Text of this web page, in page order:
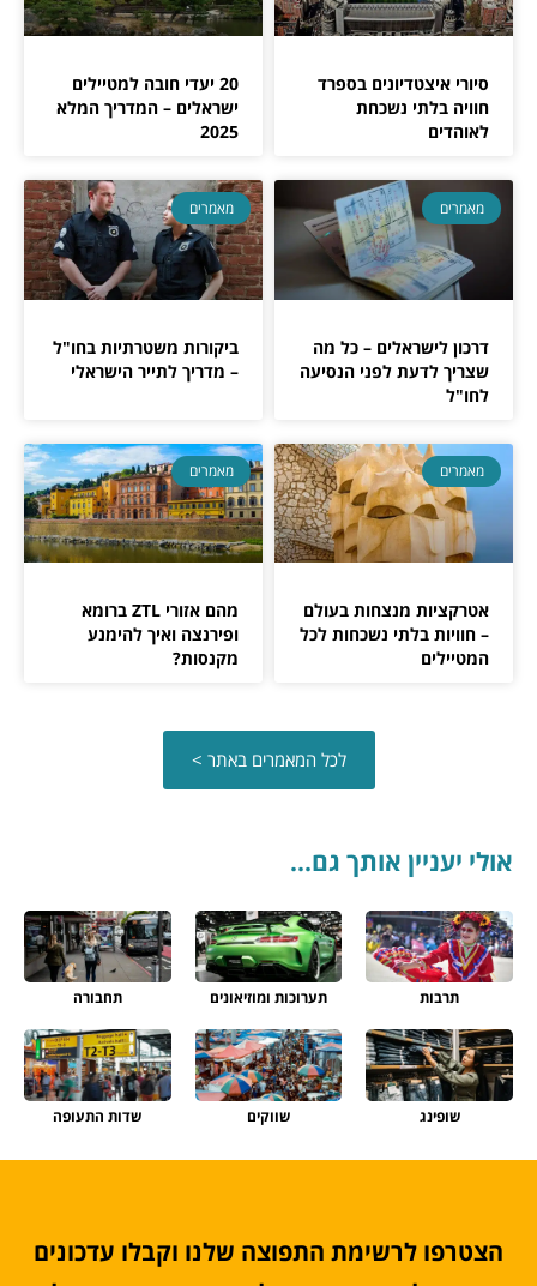
סיורי איצטדיונים בספרד
חוויה בלתי נשכחת
לאוהדים
20 יעדי חובה למטיילים
ישראלים – המדריך המלא
2025
מאמרים
דרכון לישראלים – כל מה
שצריך לדעת לפני הנסיעה
לחו"ל
מאמרים
ביקורות משטרתיות בחו"ל
– מדריך לתייר הישראלי
מאמרים
אטרקציות מנצחות בעולם
– חוויות בלתי נשכחות לכל
המטיילים
מאמרים
מהם אזורי ZTL ברומא
ופירנצה ואיך להימנע
מקנסות?
לכל המאמרים באתר >
אולי יעניין אותך גם...
תרבות תערוכות ומוזיאונים תחבורה
שופינג שווקים שדות התעופה
הצטרפו לרשימת התפוצה שלנו וקבלו עדכונים